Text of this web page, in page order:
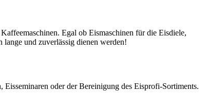
Egal ob Eismaschinen für die Eisdiele,
lange und zuverlässig dienen werden!
oder der Bereinigung des Eisprofi-Sortiments.